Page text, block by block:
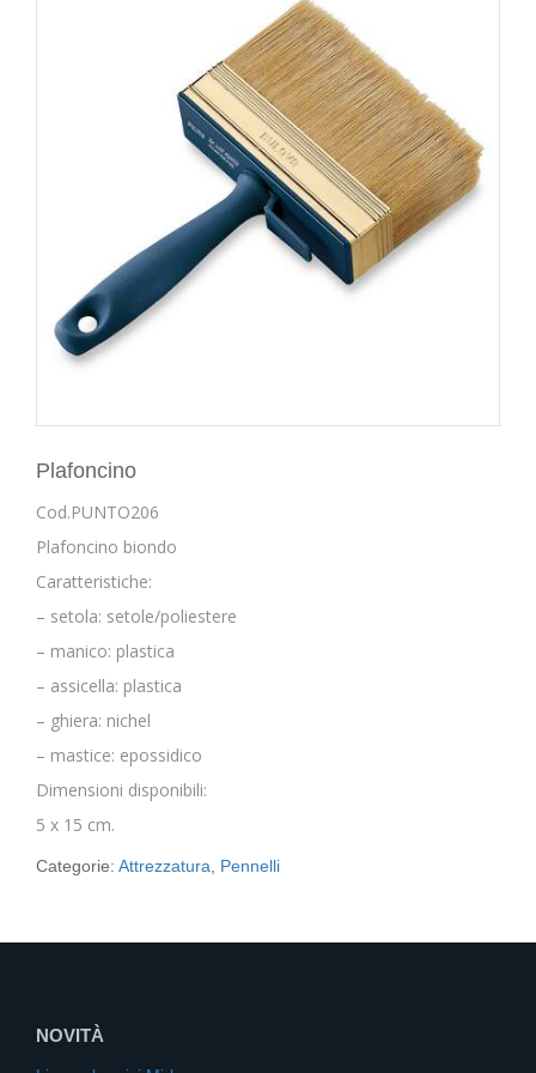
Plafoncino
Cod.PUNTO206
Plafoncino biondo
Caratteristiche:
– setola: setole/poliestere
– manico: plastica
– assicella: plastica
– ghiera: nichel
– mastice: epossidico
Dimensioni disponibili:
5 x 15 cm.
Categorie: Attrezzatura Pennelli
NOVITÀ